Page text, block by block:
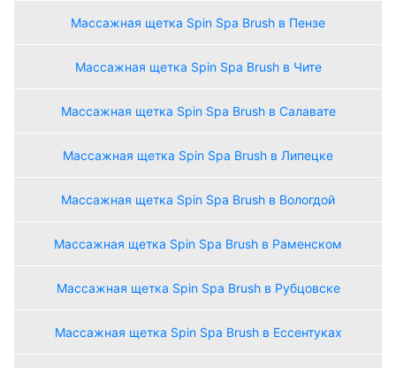
Массажная щетка Spin Spa Brush в Пензе
Массажная щетка Spin Spa Brush в Чите
Массажная щетка Spin Spa Brush в Салавате
Массажная щетка Spin Spa Brush в Липецке
Массажная щетка Spin Spa Brush в Вологдой
Массажная щетка Spin Spa Brush в Раменском
Массажная щетка Spin Spa Brush в Рубцовске
Массажная щетка Spin Spa Brush в Ессентуках